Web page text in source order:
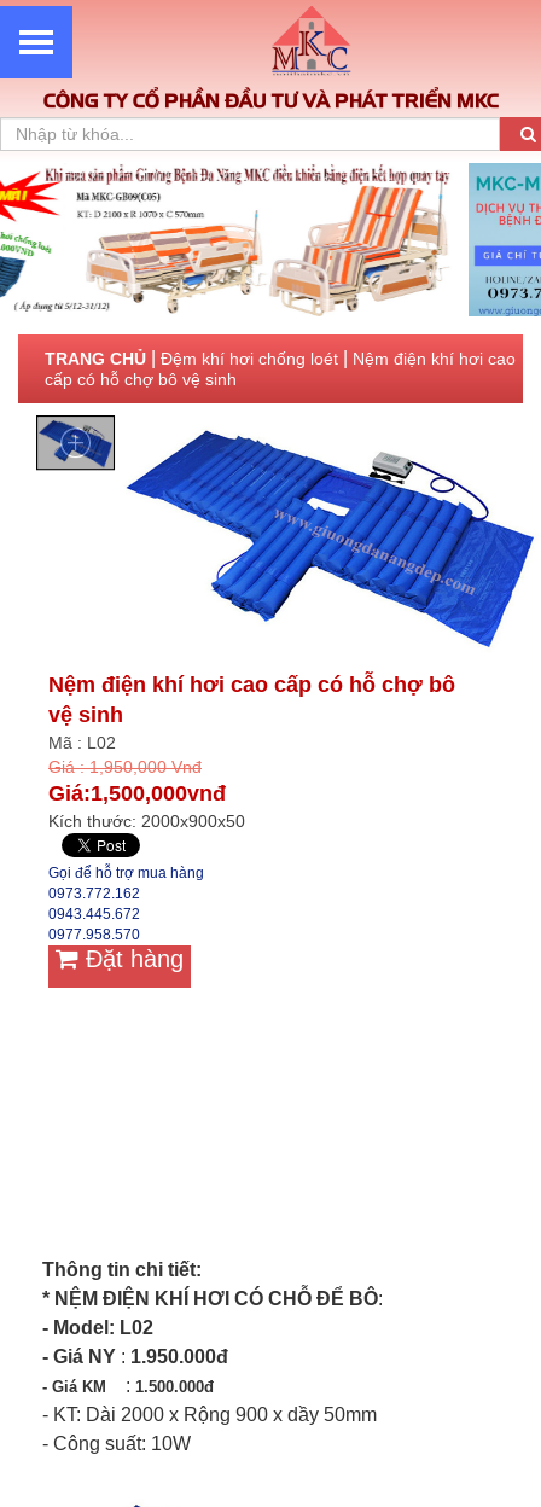
CÔNG TY CỔ PHẦN ĐẦU TƯ VÀ PHÁT TRIỂN MKC
TRANG CHỦ Đệm khí hơi chống loét
Nệm điện khí hơi cao
cấp có hỗ chợ bô vệ sinh
Nệm điện khí hơi cao cấp có hỗ chợ bô
vệ sinh
Mã : L02
Giá : 1,950,000 Vnđ
Giá:1,500,000vnđ
Kích thước: 2000x900x50
Gọi để hỗ trợ mua hàng
0973.772.162
0943.445.672
0977.958.570
Đặt hàng
Thông tin chi tiết:
* NỆM ĐIỆN KHÍ HƠI CÓ CHỖ ĐỂ BÔ:
- Model: L02
- Giá NY : 1.950.000đ
- Giá KM : 1.500.000đ
- KT: Dài 2000 x Rộng 900 x dầy 50mm
- Công suất: 10W